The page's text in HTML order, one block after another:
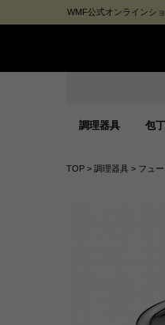
WMF公式オンラインシ
調理器具 包
TOP > 調理器具 > フュ